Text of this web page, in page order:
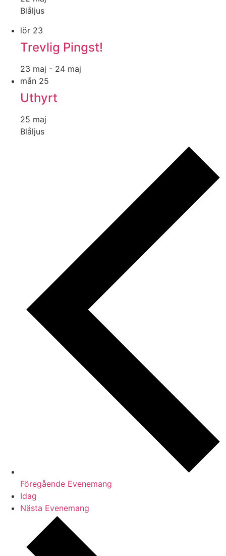
Blåljus
lör 23
Trevlig Pingst!
23 maj - 24 maj
mån 25
Uthyrt
25 maj
Blåljus
Föregående Evenemang
Idag
Nästa Evenemang